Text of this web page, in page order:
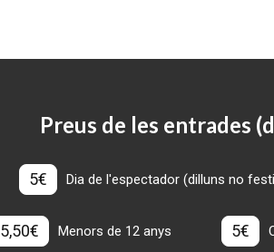
Preus de les entrades
5€ Dia de l'espectador (dilluns no
5,50€ Menors de 12 anys 5€